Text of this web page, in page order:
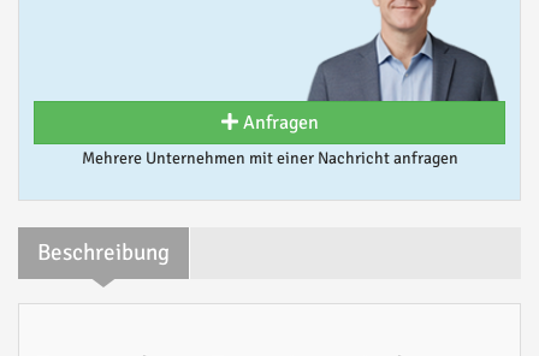
Anfragen
Mehrere Unternehmen mit einer Nachricht anfragen
Beschreibung